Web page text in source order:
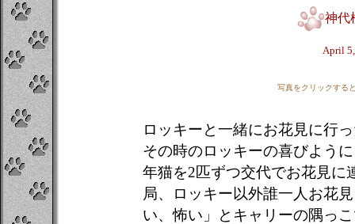
神代
April
写真をクリックする
ロッキーと一緒にお花見に行
その時のロッキーの喜びよう
年猫を2匹ずつ交代でお花見に
局、ロッキー以外誰一人お花
い、怖い」とキャリーの隅っ